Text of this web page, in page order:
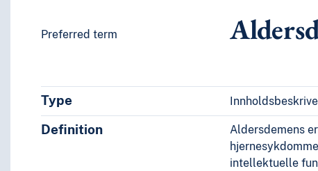
Preferred term
Type
Definition
Aldersdemens
intellektuelle